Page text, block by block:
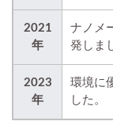
2021
年
ナノメ
発しま
2023
年
環境に
した。